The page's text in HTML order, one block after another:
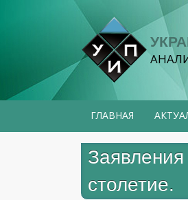
ГЛАВНАЯ
столетие.